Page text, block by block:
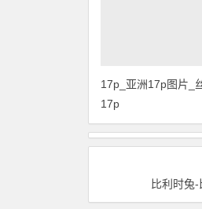
17p_亚洲17p图片_
17p
比利时兔